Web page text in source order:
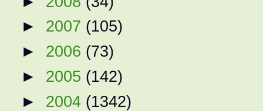
► 2007 (105)
► 2006 (73)
► 2005 (142)
► 2004 (1342)